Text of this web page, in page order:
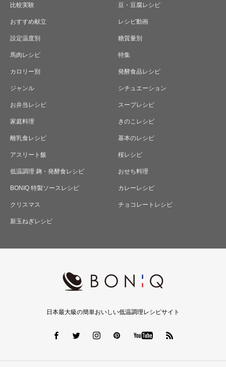
比較実験 豆・豆腐レシピ
おすすめ献立 レシピ動画
設定温度別 糖質量別
馬肉レシピ 特集
カロリー別 発酵食品レシピ
ジャンル シチュエーション
お弁当レシピ スープレシピ
家庭料理 きのこレシピ
離乳食レシピ 基本のレシピ
アスリート飯 桜レシピ
低温調理 麹・発酵食レシピ おせち料理
BONIQ 特製ソースレシピ カレーレシピ
クリスマス チョコレートレシピ
新玉ねぎレシピ
日本最大級の簡単おいしい低温調理レシピサイト